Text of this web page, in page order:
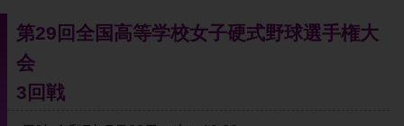
第29回全国高等学校女子硬式野球選手権大
会
3回戦